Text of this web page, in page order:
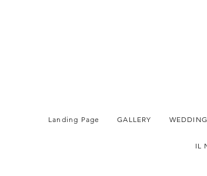
Landing Page GALLERY WEDDING
IL